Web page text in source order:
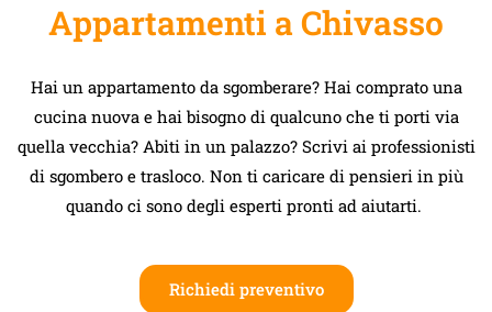
Appartamenti a Chivasso
Hai un appartamento da sgomberare? Hai comprato una
cucina nuova e hai bisogno di qualcuno che ti porti via
quella vecchia? Abiti in un palazzo? Scrivi ai professionisti
di sgombero e trasloco. Non ti caricare di pensieri in più
quando ci sono degli esperti pronti ad aiutarti.
Richiedi preventivo